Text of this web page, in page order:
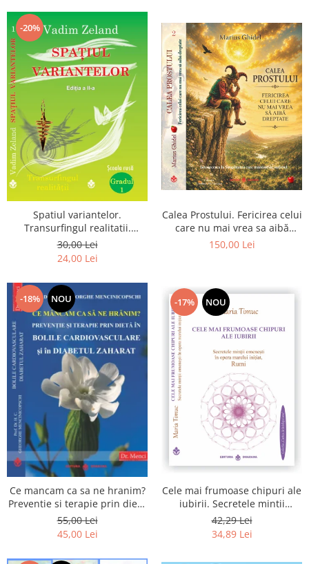
-20%
Spatiul variantelor.
Transurfingul realitatii.
Gradul 1. Cum sa ne
dezvoltam intuitia si sa ne
30,00 Lei
24,00 Lei
Calea Prostului. Fericirea celui
care nu mai vrea sa aibă
dreptate - Intoarcerea la
150,00 Lei
-18% NOU
Ce mancam ca sa ne hranim?
Preventie si terapie prin dieta
in bolile cardiovasculare si in
diabetul zaharat
55,00 Lei
45,00 Lei
-17% NOU
Cele mai frumoase chipuri ale
iubirii. Secretele mintii
omenesti in opera marelui
initiat, Rumi
42,29 Lei
34,89 Lei